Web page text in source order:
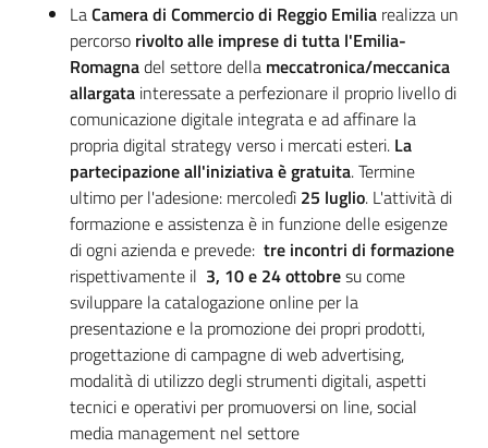
LaCamera di Commercio di Reggio Emilia realizza un
percorso rivolto alle imprese di tutta l'Emilia-
Romagnadel settore della meccatronica/meccanica
allargata interessate a perfezionare il proprio livello di
comunicazione digitale integrata e ad affinare la
propria digital strategy verso i mercati esteri. La
partecipazione all'iniziativa è gratuita. Termine
ultimo per l'adesione: mercoledì 25 luglio. L'attività di
formazione e assistenza è in funzione delle esigenze
di ogni azienda e prevede: tre incontri di formazione
rispettivamente il 3, 10 e 24 ottobresu come
sviluppare la catalogazione online per la
presentazione e la promozione dei propri prodotti,
progettazione di campagne di web advertising,
modalità di utilizzo degli strumenti digitali, aspetti
tecnici e operativi per promuoversi on line, social
media management nel settore